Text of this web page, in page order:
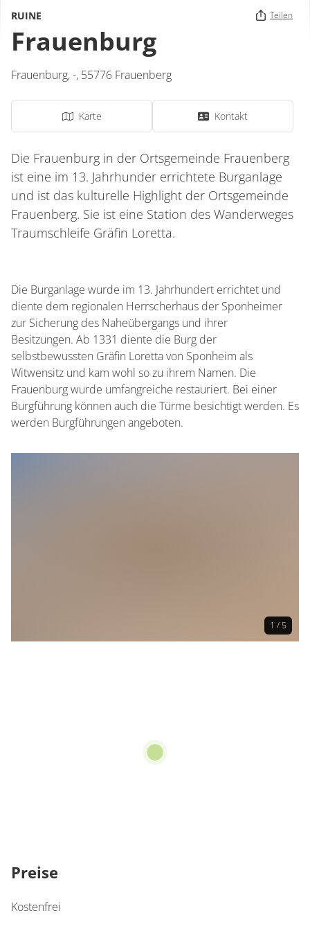
RUINE Teilen
Frauenburg
Frauenburg,-, 55776 Frauenberg
Karte Kontakt
Die Frauenburg in der Ortsgemeinde Frauenberg
ist eine im 13. Jahrhunder errichtete Burganlage
und ist das kulturelle Highlight der Ortsgemeinde
Frauenberg. Sie ist eine Station des Wanderweges
Traumschleife Gräfin Loretta.
Die Burganlage wurde im 13. Jahrhundert errichtet und
diente dem regionalen Herrscherhaus der Sponheimer
zur Sicherung des Naheübergangs und ihrer
Besitzungen. Ab 1331 diente die Burg der
selbstbewussten Gräfin Loretta von Sponheim als
Witwensitz und kam wohl so zu ihrem Namen. Die
Frauenburg wurde umfangreiche restauriert. Bei einer
Burgführung können auch die Türme besichtigt werden. Es
werden Burgführungen angeboten.
1 / 5
Preise
Kostenfrei